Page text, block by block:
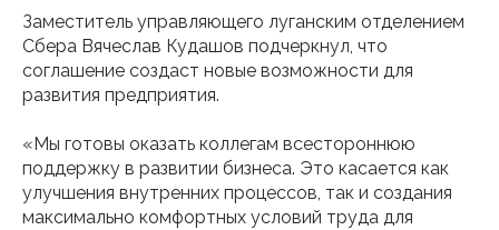
Заместитель управляющего луганским отделением
Сбера Вячеслав Кудашов подчеркнул, что
соглашение создаст новые возможности для
развития предприятия.
«Мы готовы оказать коллегам всестороннюю
поддержку в развитии бизнеса. Это касается как
улучшения внутренних процессов, так и создания
максимально комфортных условий труда для